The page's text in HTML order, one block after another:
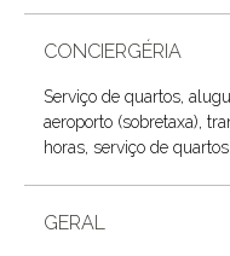
CONCIERGÉRIA
Serviço de quartos,
aeroporto (sobretaxa),
horas, serviço de
GERAL